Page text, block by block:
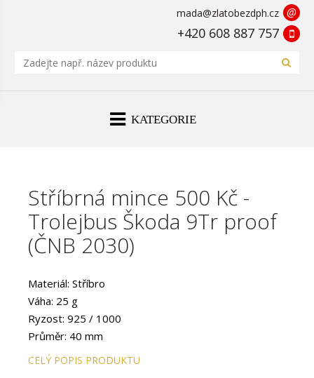
mada@zlatobezdph.cz @
+420 608 887 757
KATEGORIE
Stříbrná mince 500 Kč -
Trolejbus Škoda 9Tr proof
(ČNB 2030)
Materiál: Stříbro
Váha: 25 g
Ryzost: 925 / 1000
Průměr: 40 mm
Provedení: PROOF
CELÝ POPIS PRODUKTU